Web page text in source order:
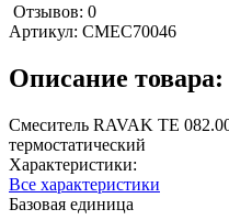
Отзывов: 0
Артикул: СМЕС70046
Описание товара:
Смеситель RAVAK TE
термостатический
Характеристики:
Все характеристики
Базовая единица